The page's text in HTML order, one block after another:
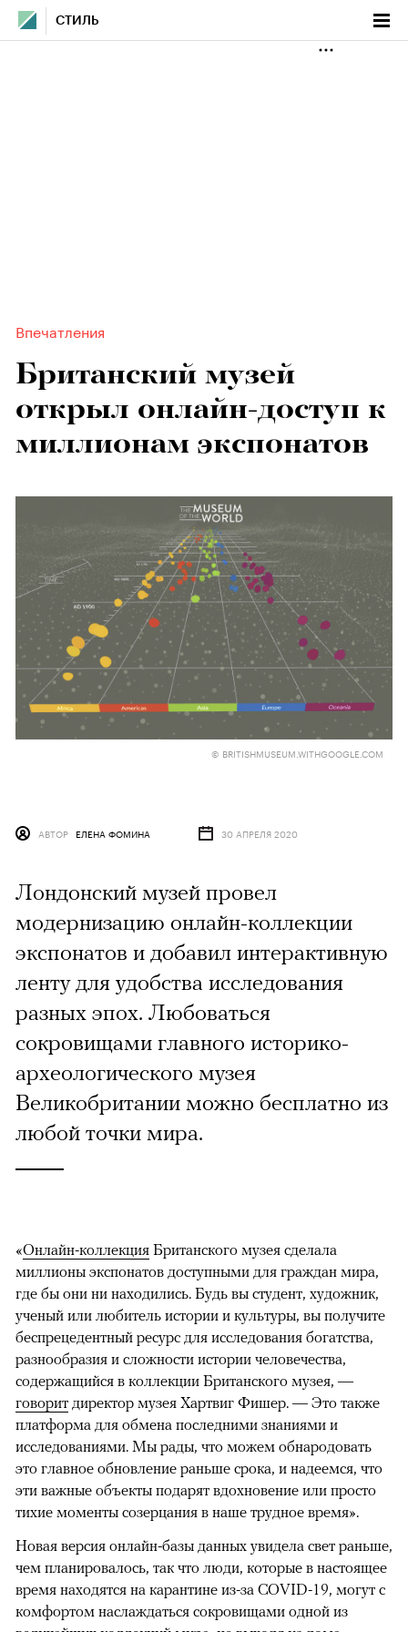
СТИЛЬ
Впечатления
Британский музей
открыл онлайн-доступ к
миллионам экспонатов
© BRITISHMUSEUM.WITHGOOGLE.COM
АВТОР ЕЛЕНА ФОМИНА 30 АПРЕЛЯ 2020
Лондонский музей провел
модернизацию онлайн-коллекции
экспонатов и добавил интерактивную
ленту для удобства исследования
разных эпох. Любоваться
сокровищами главного историко-
археологического музея
Великобритании можно бесплатно из
любой точки мира.
«Онлайн-коллекция Британского музея сделала
миллионы экспонатов доступными для граждан мира,
где бы они ни находились. Будь вы студент, художник,
ученый или любитель истории и культуры, вы получите
беспрецедентный ресурс для исследования богатства,
разнообразия и сложности истории человечества,
содержащийся в коллекции Британского музея, —
говорит директор музея Хартвиг Фишер. — Это также
платформа для обмена последними знаниями и
исследованиями. Мы рады, что можем обнародовать
это главное обновление раньше срока, и надеемся, что
эти важные объекты подарят вдохновение или просто
тихие моменты созерцания в наше трудное время».
Новая версия онлайн-базы данных увидела свет раньше,
чем планировалось, так что люди, которые в настоящее
время находятся на карантине из-за COVID-19, могут с
комфортом наслаждаться сокровищами одной из